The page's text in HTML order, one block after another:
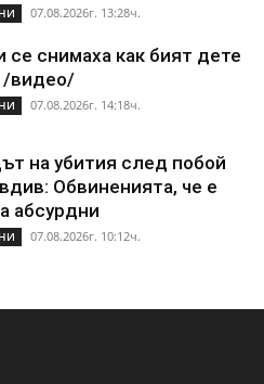
07.08.2026г. 13:28ч.
се снимаха как бият дете
/видео/
07.08.2026г. 14:18ч.
на убития след побой
Обвиненията, че е
абсурдни
07.08.2026г. 10:12ч.